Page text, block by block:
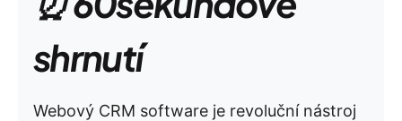
shrnutí
Webový CRM software je revoluční nástroj